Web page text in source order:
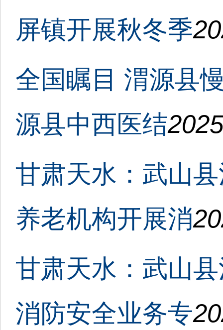
屏镇开展秋冬季
全国瞩目 渭源县
源县中西医结
甘肃天水：武山
养老机构开展消
甘肃天水：武山
消防安全业务专